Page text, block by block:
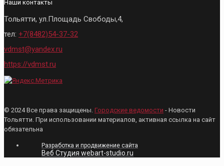
Наши контакты
Тольятти, ул.Площадь Свободы,4,
тел: +7(8482)54-37-32
vdmst@yandex.ru
https://vdmst.ru
© 2024 Все права защищены. Городские ведомости - Новости
Тольятти. При использовании материалов, активная ссылка на сайт
обязательна
Разработка и продвижение сайта
Веб Студия webart-studio.ru